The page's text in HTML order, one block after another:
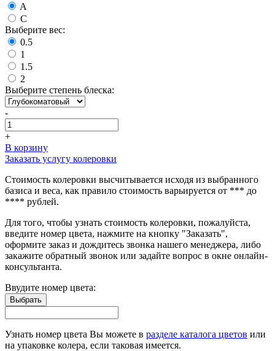
A
C
Выберите вес:
0.5
1
1.5
2
Выберите степень блеска:
-
+
В корзину
Заказать услугу колеровки
Стоимость колеровки высчитывается исходя из выбранного
базиса и веса, как правило стоимость варьируется от *** до
**** рублей.
Для того, чтобы узнать стоимость колеровки, пожалуйста,
введите номер цвета, нажмите на кнопку "Заказать",
оформите заказ и дождитесь звонка нашего менеджера, либо
закажите обратный звонок или задайте вопрос в окне онлайн-
консультанта.
Ввудите номер цвета:
Узнать номер цвета Вы можете в разделе каталога цветов или
на упаковке колера, если таковая имеется.